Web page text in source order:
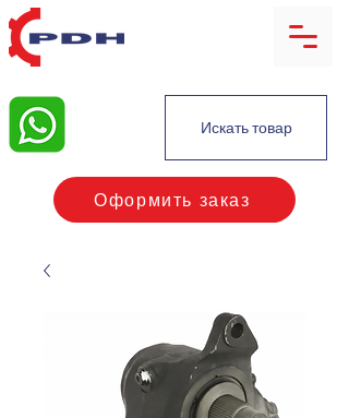
Искать товар
Оформить заказ